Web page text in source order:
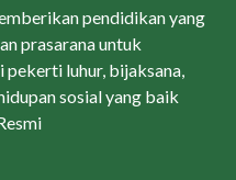
pendidikan yang
prasarana untuk
pekerti luhur, bijaksana,
sosial yang baik